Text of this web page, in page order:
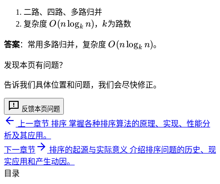
二路、四路、多路归并
复杂度 O
n
o
g
_
k
n
)
O(nlogk n)， k
k为路数
答案：常用多路归并，复杂度 O
o
k
)
O(nlogk n)。
发现本页有问题？
告诉我们具体位置和问题，我们会尽快修正。
反馈本页问题
上一章节 排序 掌握各种排序算法的原理、实现、性能分
析及其应用。
下一章节
排序的起源与实际意义 介绍排序问题的历史、现
实应用和产生动因。
目录